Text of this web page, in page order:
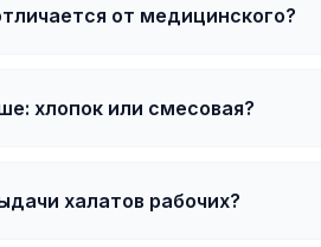
от медицинского?
хлопок или смесовая?
халатов рабочих?